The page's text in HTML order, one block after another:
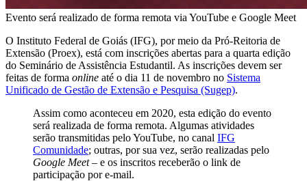
Evento será realizado de forma remota via YouTube e Google Meet
O Instituto Federal de Goiás (IFG), por meio da Pró-Reitoria de
Extensão (Proex), está com inscrições abertas para a quarta edição
do Seminário de Assistência Estudantil. As inscrições devem ser
feitas de forma online até o dia 11 de novembro no Sistema
Unificado de Gestão de Extensão e Pesquisa (Sugep).
Assim como aconteceu em 2020, esta edição do evento
será realizada de forma remota. Algumas atividades
serão transmitidas pelo YouTube, no canal IFG
Comunidade; outras, por sua vez, serão realizadas pelo
Google Meet– e os inscritos receberão o link de
participação por e-mail.